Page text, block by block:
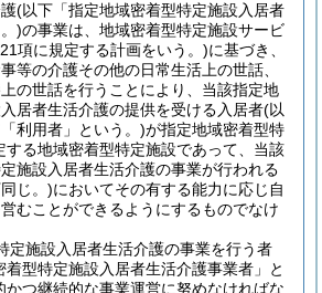
(以下「指定地域密着型特定施設入居者
)の事業は、地域密着型特定施設サービ
項に規定する計画をいう。)に基づき、
等の介護その他の日常生活上の世話、
の世話を行うことにより、当該指定地
居者生活介護の提供を受ける入居者(以
利用者」という。)が指定地域密着型特
する地域密着型特定施設であって、当該
施設入居者生活介護の事業が行われる
じ。)においてその有する能力に応じ自
むことができるようにするものでなけ
定施設入居者生活介護の事業を行う者
型特定施設入居者生活介護事業者」と
かつ継続的な事業運営に努めなければな